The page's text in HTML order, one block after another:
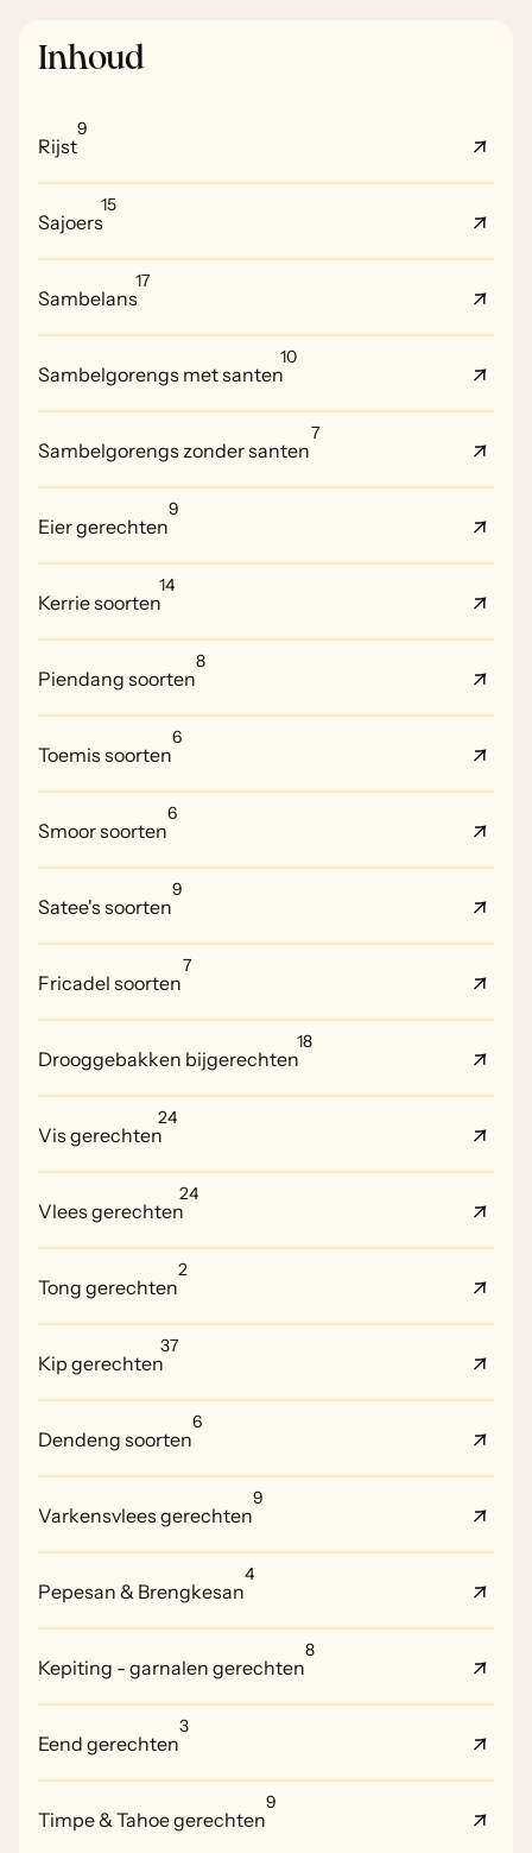
Inhoud
Rijst
9
Sajoers
15
Sambelans
17
Sambelgorengs met santen
10
Sambelgorengs zonder santen
7
Eier gerechten
9
Kerrie soorten
14
Piendang soorten
8
Toemis soorten
6
Smoor soorten
6
Satee's soorten
9
Fricadel soorten
7
Drooggebakken bijgerechten
18
Vis gerechten
24
Vlees gerechten
24
Tong gerechten
2
Kip gerechten
37
Dendeng soorten
6
Varkensvlees gerechten
9
Pepesan & Brengkesan
4
Kepiting - garnalen gerechten
8
Eend gerechten
3
Timpe & Tahoe gerechten
9